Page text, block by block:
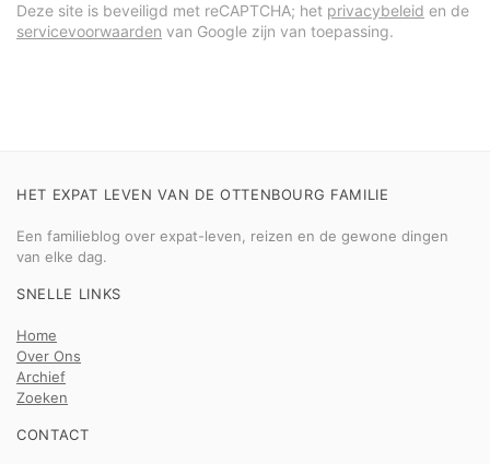
Deze site is beveiligd met reCAPTCHA; het privacybeleid en de
servicevoorwaarden van Google zijn van toepassing.
HET EXPAT LEVEN VAN DE OTTENBOURG FAMILIE
Een familieblog over expat-leven, reizen en de gewone dingen
van elke dag.
SNELLE LINKS
Home
Over Ons
Archief
Zoeken
CONTACT